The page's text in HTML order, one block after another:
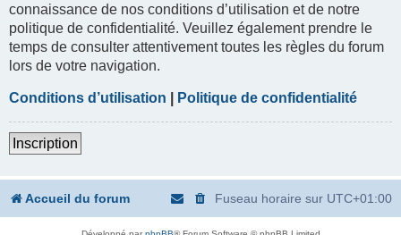
connaissance de nos conditions d’utilisation et de notre
politique de confidentialité. Veuillez également prendre le
temps de consulter attentivement toutes les règles du forum
lors de votre navigation.
Conditions d’utilisation Politique de confidentialité
Inscription
Accueil du forum Fuseau horaire sur UTC+01:00